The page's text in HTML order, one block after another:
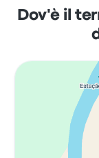
Varadouro
Osserva la
autobus di
Dov'è il